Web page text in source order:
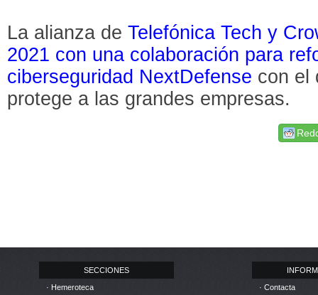
La alianza deTelefónica Tech y
2021 con una colaboración para
ciberseguridad NextDefense con el
protege a las grandes empresas.
SECCIONES
· Hemeroteca
· Contacta